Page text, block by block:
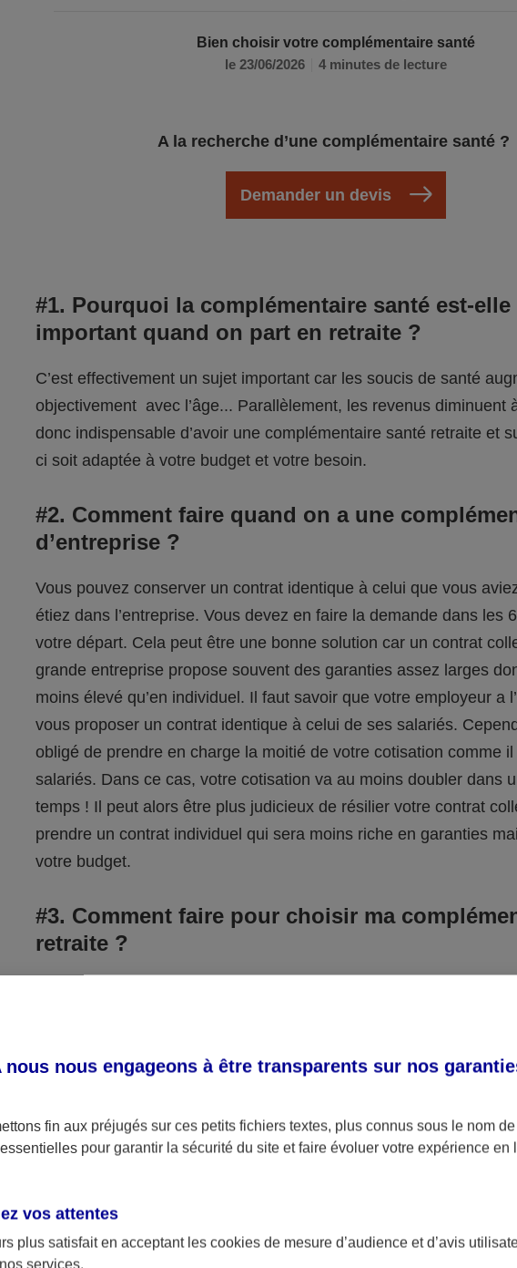
Bien choisir votre complémentaire santé
le 23/06/2026
4 minutes de lecture
A la recherche d’une complémentaire santé ?
Demander un devis
#1. Pourquoi la complémentaire santé est-
important quand on part en retraite ?
C’est effectivement un sujet important car les soucis de santé
objectivement avec l’âge... Parallèlement, les revenus diminuent
donc indispensable d’avoir une complémentaire santé retraite et
ci soit adaptée à votre budget et votre besoin.
#2. Comment faire quand on a une
d’entreprise ?
Vous pouvez conserver un contrat identique à celui que vous
étiez dans l’entreprise. Vous devez en faire la demande dans les
votre départ. Cela peut être une bonne solution car un contrat
grande entreprise propose souvent des garanties assez larges
moins élevé qu’en individuel. Il faut savoir que votre employeur a
vous proposer un contrat identique à celui de ses salariés.
obligé de prendre en charge la moitié de votre cotisation comme
salariés. Dans ce cas, votre cotisation va au moins doubler dans
temps ! Il peut alors être plus judicieux de résilier votre contrat
prendre un contrat individuel qui sera moins riche en garanties
votre budget.
#3. Comment faire pour choisir ma
retraite ?
non, déterminez. Elles peuvent vous donner un coup de pouce
consacrer à la santé par rapport à vos nouveaux revenus. Puis
surtout en hospitalisation et en soins dentaires. Concentrez-vous
Si votre contrat ne correspond ni à vos besoins, ni à votre
#4. Comment adapter mes garanties à mon
nous nous engageons à être transparents sur nos
fin aux préjugés sur ces petits fichiers textes, plus connus sous le nom de
pour garantir la sécurité du site et faire évoluer votre expérience
vos attentes
plus satisfait en acceptant les cookies de mesure d’audience et d’avis
services.